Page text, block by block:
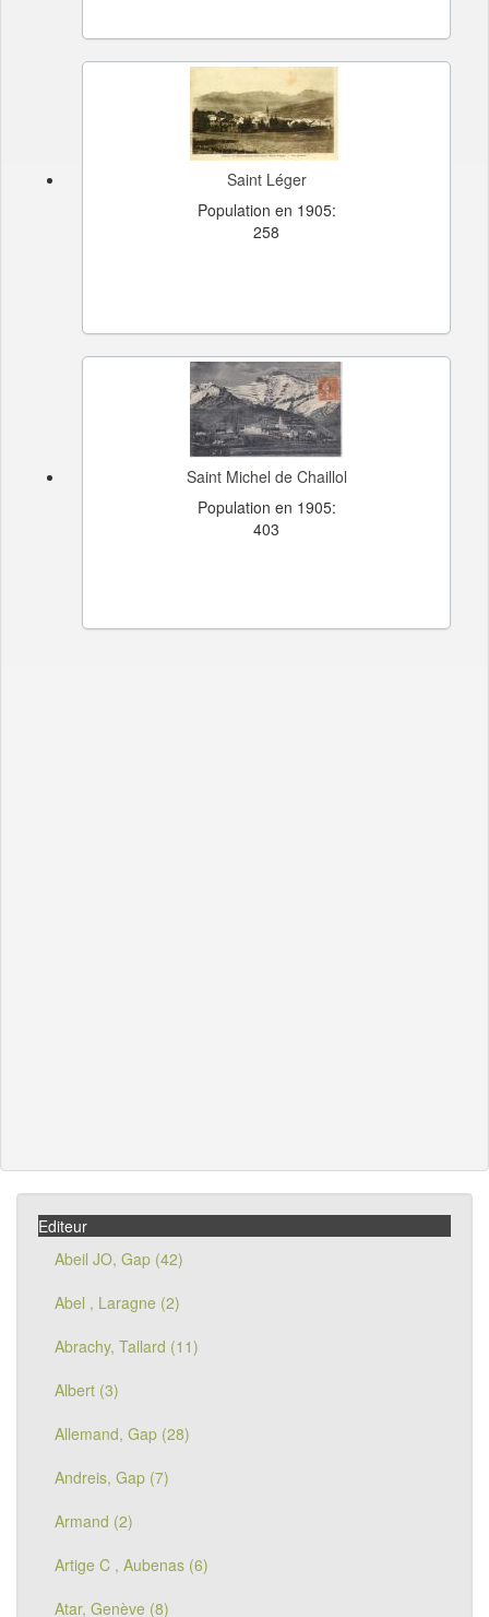
Saint Léger
Population en 1905:
258
Saint Michel de Chaillol
Population en 1905:
403
Editeur
Abeil JO, Gap (42)
Abel , Laragne (2)
Abrachy, Tallard (11)
Albert (3)
Allemand, Gap (28)
Andreis, Gap (7)
Armand (2)
Artige C , Aubenas (6)
Atar, Genève (8)